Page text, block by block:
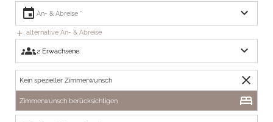
event expand_more
add alternative An- & Abreise
groups expand_more
Kein spezieller Zimmerwunsch close
Zimmerwunsch berücksichtigen bed